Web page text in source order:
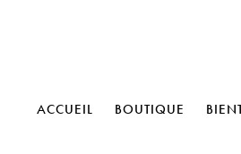
ACCUEIL BOUTIQUE